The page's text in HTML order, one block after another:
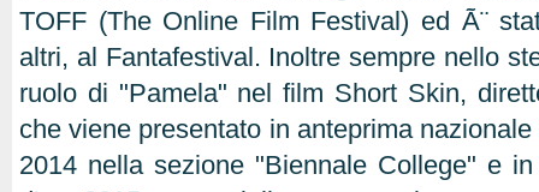
TOFF (The Online Film Festival) ed Ã¨
altri, al Fantafestival. Inoltre sempre nello
ruolo di "Pamela" nel film Short Skin,
che viene presentato in anteprima
2014 nella sezione "Biennale College" e